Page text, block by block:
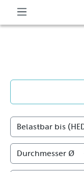
Belastbar bis
Durchmesser Ø